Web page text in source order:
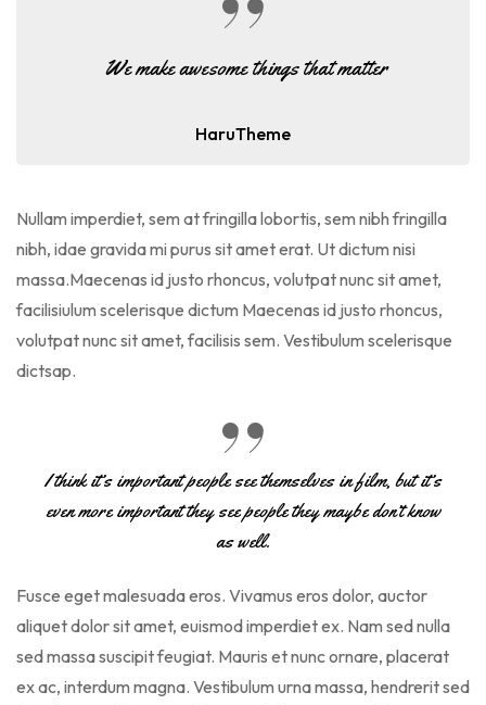
We make awesome things that matter
HaruTheme
Nullam imperdiet, sem at fringilla lobortis, sem nibh fringilla
nibh, idae gravida mi purus sit amet erat. Ut dictum nisi
massa.Maecenas id justo rhoncus, volutpat nunc sit amet,
facilisiulum scelerisque dictum Maecenas id justo rhoncus,
volutpat nunc sit amet, facilisis sem. Vestibulum scelerisque
dictsap.
I think it’s important people see themselves in film, but it’s
even more important they see people they maybe don’t know
as well.
Fusce eget malesuada eros. Vivamus eros dolor, auctor
aliquet dolor sit amet, euismod imperdiet ex. Nam sed nulla
sed massa suscipit feugiat. Mauris et nunc ornare, placerat
ex ac, interdum magna. Vestibulum urna massa, hendrerit sed